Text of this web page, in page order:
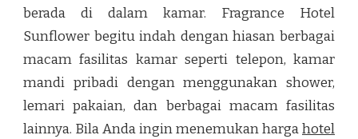
berada di dalam kamar. Fragrance Hotel
Sunflower begitu indah dengan hiasan berbagai
macam fasilitas kamar seperti telepon, kamar
mandi pribadi dengan menggunakan shower,
lemari pakaian, dan berbagai macam fasilitas
lainnya. Bila Anda ingin menemukan hargahotel